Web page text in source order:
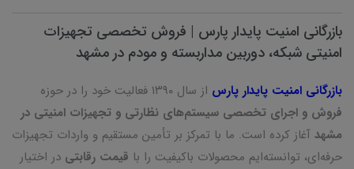
بازرگانی امنیت پایدار پارس | فروش تخصصی تجهیزات
امنیتی شبکه، دوربین مداربسته و مودم در مشهد
بازرگانی امنیت پایدار پارس از سال ۱۳۹۰ فعالیت خود را در حوزه
فروش و اجرای تخصصی سیستم‌های نظارتی و تجهیزات امنیتی در
مشهد آغاز کرده است. ما با تمرکز بر تأمین مستقیم و واردات تجهیزات
حرفه‌ای، توانسته‌ایم محصولات باکیفیت را با قیمت رقابتی در اختیار